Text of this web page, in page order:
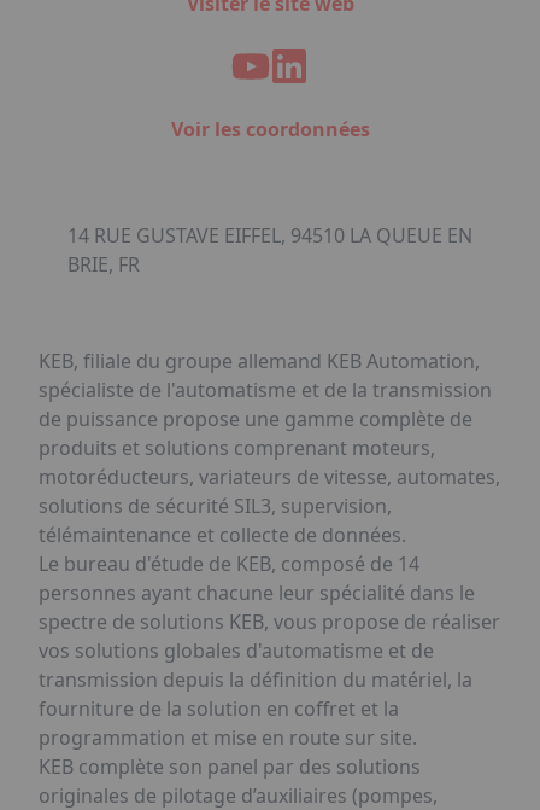
Voir les coordonnées
14 RUE GUSTAVE EIFFEL, 94510 LA QUEUE EN
BRIE, FR
KEB, filiale du groupe allemand KEB Automation,
spécialiste de l'automatisme et de la transmission
de puissance propose une gamme complète de
produits et solutions comprenant moteurs,
motoréducteurs, variateurs de vitesse, automates,
solutions de sécurité SIL3, supervision,
télémaintenance et collecte de données.
Le bureau d'étude de KEB, composé de 14
personnes ayant chacune leur spécialité dans le
spectre de solutions KEB, vous propose de réaliser
vos solutions globales d'automatisme et de
transmission depuis la définition du matériel, la
fourniture de la solution en coffret et la
programmation et mise en route sur site.
KEB complète son panel par des solutions
originales de pilotage d’auxiliaires (pompes,